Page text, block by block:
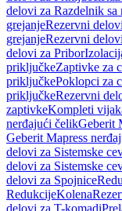
delovi za Razdelnik
grejanjeRezervni
grejanjeRezervni
delovi za Pribor
priključkeZaptivke za
priključkePoklopci za
priključkeRezervni
zaptivkeKompleti
nerđajući čelikGeberit
Geberit Mapress
delovi za Sistemske
delovi za Sistemske
delovi za Spojnice
RedukcijeKolena
delovi za T-komadi